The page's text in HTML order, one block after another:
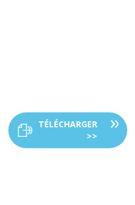
TÉLÉCHARGER
>>